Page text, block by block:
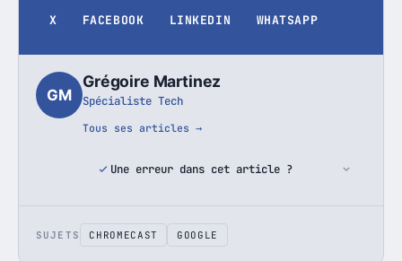
X FACEBOOK LINKEDIN WHATSAPP
GM
Grégoire Martinez
Spécialiste Tech
Tous ses articles →
Une erreur dans cet article ?
SUJETS CHROMECAST GOOGLE